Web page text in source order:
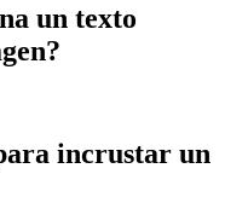
un texto
incrustar un